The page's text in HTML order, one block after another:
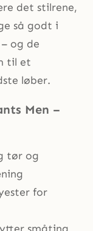
det stilrene,
så godt i
og de
til et
løber.
Men –
tør og
for